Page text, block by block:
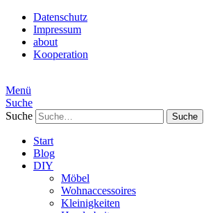
Datenschutz
Impressum
about
Kooperation
Menü
Suche
Suche
Start
Blog
DIY
Möbel
Wohnaccessoires
Kleinigkeiten